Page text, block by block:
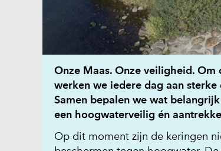
Onze Maas. Onze veiligheid.
werken we iedere dag aan
Samen bepalen we wat
een hoogwaterveilig én
Op dit moment zijn de keringen